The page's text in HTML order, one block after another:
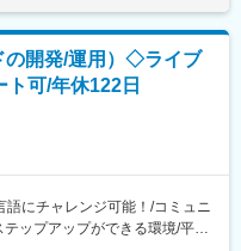
となっており、過去にお取引
較的営業活動が行いやすい環
ージソフト）
共団体の財務、起債、人事・
プリケーションソフトウェア
の開発/運用）◇ライブ
可/年休122日
語にチャレンジ可能！/コミュニ
ップアップができる環境/平均